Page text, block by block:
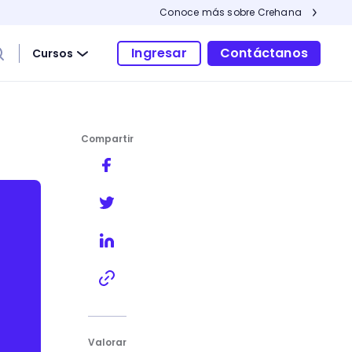
Conoce más sobre Crehana
Cursos Ingresar Contáctanos
la letra
Compartir
Valorar